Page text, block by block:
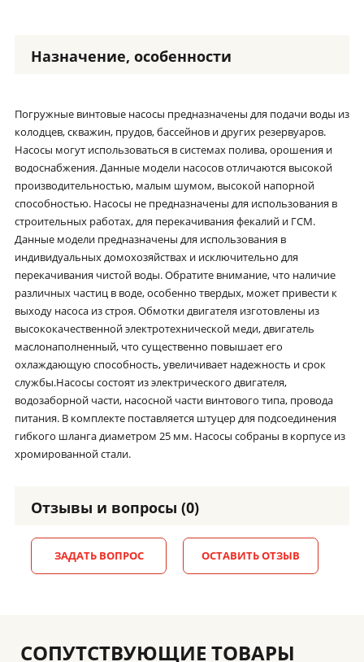
Назначение, особенности
Погружные винтовые насосы предназначены для подачи воды из
колодцев, скважин, прудов, бассейнов и других резервуаров.
Насосы могут использоваться в системах полива, орошения и
водоснабжения. Данные модели насосов отличаются высокой
производительностью, малым шумом, высокой напорной
способностью. Насосы не предназначены для использования в
строительных работах, для перекачивания фекалий и ГСМ.
Данные модели предназначены для использования в
индивидуальных домохозяйствах и исключительно для
перекачивания чистой воды. Обратите внимание, что наличие
различных частиц в воде, особенно твердых, может привести к
выходу насоса из строя. Обмотки двигателя изготовлены из
высококачественной электротехнической меди, двигатель
маслонаполненный, что существенно повышает его
охлаждающую способность, увеличивает надежность и срок
службы.Насосы состоят из электрического двигателя,
водозаборной части, насосной части винтового типа, провода
питания. В комплекте поставляется штуцер для подсоединения
гибкого шланга диаметром 25 мм. Насосы собраны в корпусе из
хромированной стали.
Отзывы и вопросы (0)
ЗАДАТЬ ВОПРОС ОСТАВИТЬ ОТЗЫВ
СОПУТСТВУЮЩИЕ ТОВАРЫ